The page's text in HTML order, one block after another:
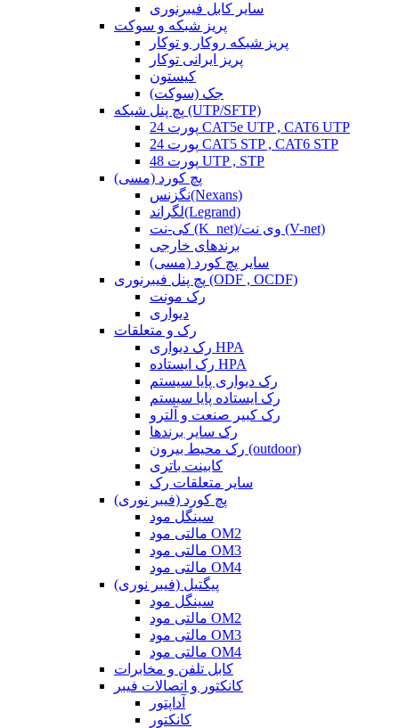
سایر کابل فیبرنوری
پریز شبکه و سوکت
پریز شبکه روکار و توکار
پریز ایرانی توکار
کیستون
جک (سوکت)
پچ پنل شبکه (UTP/SFTP)
24 پورت CAT5e UTP , CAT6 UTP
24 پورت CAT5 STP , CAT6 STP
48 پورت UTP , STP
پچ کورد (مسی)
نگزنس(Nexans)
لگراند(Legrand)
کی-نت (K_net)/وی نت (V-net)
برندهای خارجی
سایر پچ کورد (مسی)
پچ پنل فیبرنوری (ODF , OCDF)
رک مونت
دیواری
رک و متعلقات
رک دیواری HPA
رک ایستاده HPA
رک دیواری پایا سیستم
رک ایستاده پایا سیستم
رک کبیر صنعت و آلترو
رک سایر برندها
رک محیط بیرون (outdoor)
کابینت باتری
سایر متعلقات رک
پچ کورد (فیبر نوری)
سینگل مود
مالتی مود OM2
مالتی مود OM3
مالتی مود OM4
پیگتیل (فیبر نوری)
سینگل مود
مالتی مود OM2
مالتی مود OM3
مالتی مود OM4
کابل تلفن و مخابرات
کانکتور و اتصالات فیبر
آداپتور
کانکتور